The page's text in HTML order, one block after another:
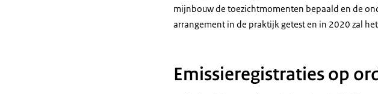
mijnbouw de toezichtmomenten bepaald en de
arrangement in de praktijk getest en in 2020 zal
Emissieregistraties op